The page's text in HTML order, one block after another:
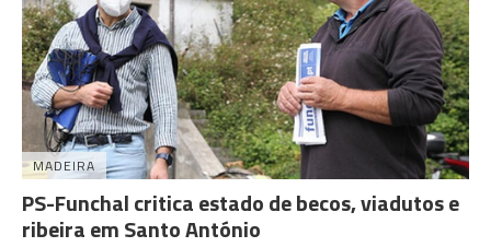
MADEIRA
PS-Funchal critica estado de becos, viadutos e
ribeira em Santo António